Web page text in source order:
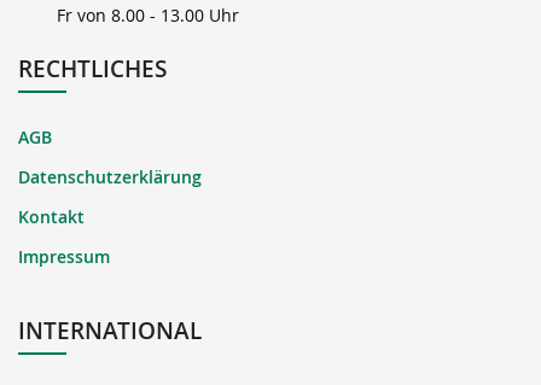
Fr von 8.00 - 13.00 Uhr
RECHTLICHES
AGB
Datenschutzerklärung
Kontakt
Impressum
INTERNATIONAL